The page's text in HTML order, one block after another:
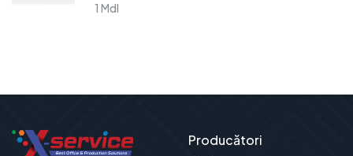
750000 Mdl
Producători